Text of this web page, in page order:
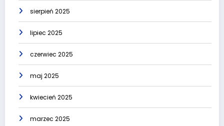
sierpień 2025
lipiec 2025
czerwiec 2025
maj 2025
kwiecień 2025
marzec 2025